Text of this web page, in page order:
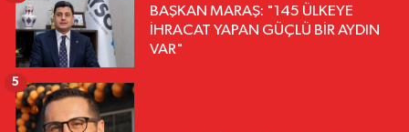
BAŞKAN MARAŞ: "145 ÜLKEYE
İHRACAT YAPAN GÜÇLÜ BİR AYDIN
VAR"
5